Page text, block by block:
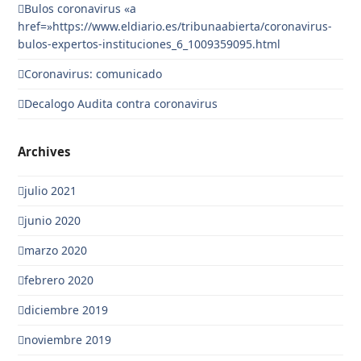
Bulos coronavirus «a
href=»https://www.eldiario.es/tribunaabierta/coronavirus-
bulos-expertos-instituciones_6_1009359095.html
Coronavirus: comunicado
Decalogo Audita contra coronavirus
Archives
julio 2021
junio 2020
marzo 2020
febrero 2020
diciembre 2019
noviembre 2019